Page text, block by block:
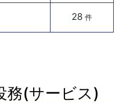
28 件
務(サービス)